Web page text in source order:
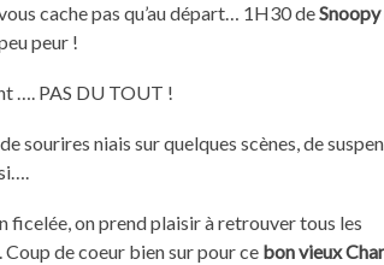
cache pas qu’au départ… 1H30 deSnoopy
peur !
…. PAS DU TOUT !
sourires niais sur quelques scènes, de
ficelée, on prend plaisir à retrouver tous les
de coeur bien sur pour ce bon vieux